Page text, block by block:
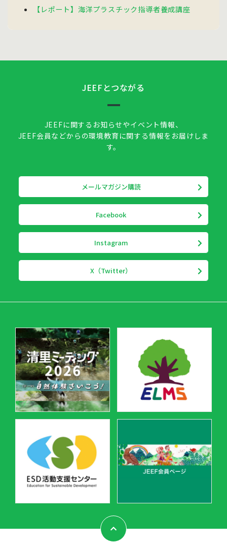
【レポート】海洋プラスチック指導者養成講座
JEEFとつながる
JEEFに関するお知らせやイベント情報、
JEEF会員などからの環境教育に関する情報をお届けしま
す。
メールマガジン購読
Facebook
Instagram
X（Twitter）